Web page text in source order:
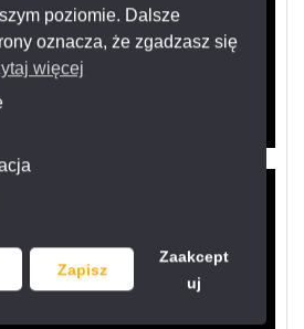
poziomie. Dalsze
oznacza, że zgadzasz się
więcej
Zapisz
Zaakcept
uj